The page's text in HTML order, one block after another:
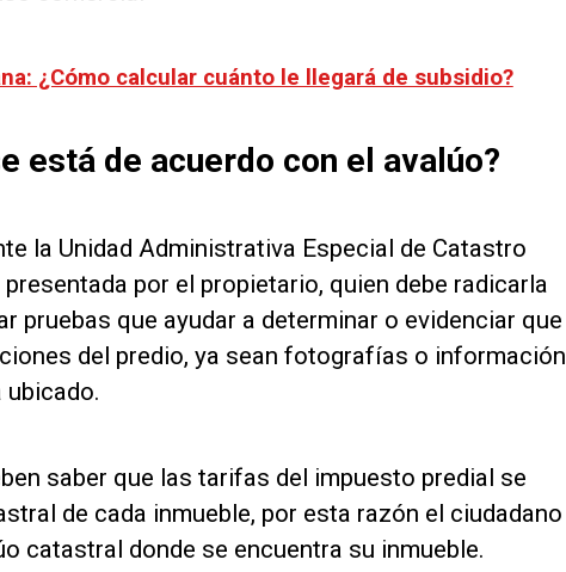
¿Cómo calcular cuánto le llegará de subsidio?
está de acuerdo con el avalúo?
la Unidad Administrativa Especial de Catastro
por el propietario, quien debe radicarla
pruebas que ayudar a determinar o evidenciar que
del predio, ya sean fotografías o información
ubicado.
saber que las tarifas del impuesto predial se
de cada inmueble, por esta razón el ciudadano
catastral donde se encuentra su inmueble.